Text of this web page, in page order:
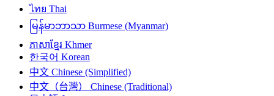
ไทย Thai
မြန်မာဘာသာ Burmese (Myanmar)
ភាសាខ្មែរ Khmer
한국어 Korean
中文 Chinese (Simplified)
中文（台灣）
Chinese (Traditional)